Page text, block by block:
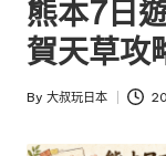
日
本
熊本7日
賀天草攻
Posted
By 大叔玩日本